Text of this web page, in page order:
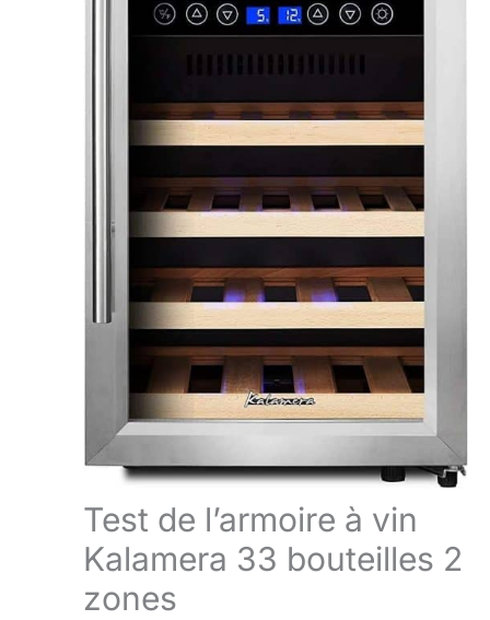
Test de l’armoire à vin
Kalamera 33 bouteilles 2
zones